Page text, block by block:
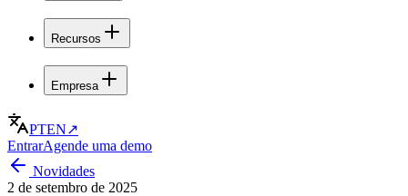
Recursos
Empresa
PTEN↗
EntrarAgende uma demo
Novidades
2 de setembro de 2025